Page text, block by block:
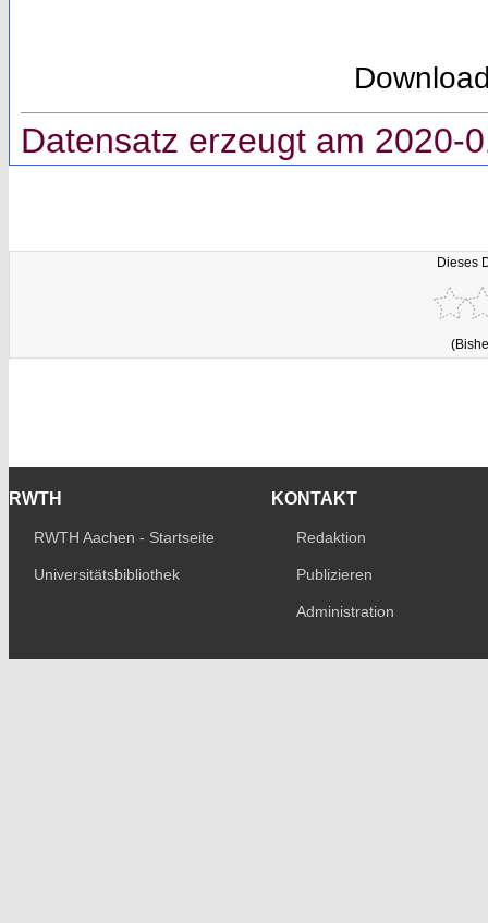
Datensatz erzeugt am 2020-
Dieses
RWTH
RWTH Aachen - Startseite
Universitätsbibliothek
KONTAKT
Redaktion
Publizieren
Administration